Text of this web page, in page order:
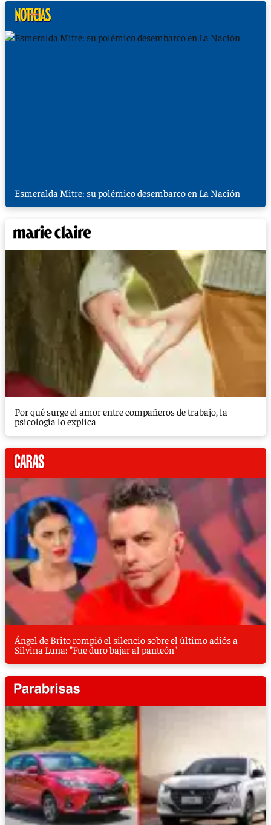
Esmeralda Mitre: su polémico desembarco en La Nación
Por qué surge el amor entre compañeros de trabajo, la
psicología lo explica
Ángel de Brito rompió el silencio sobre el último adiós a
Silvina Luna: "Fue duro bajar al panteón"